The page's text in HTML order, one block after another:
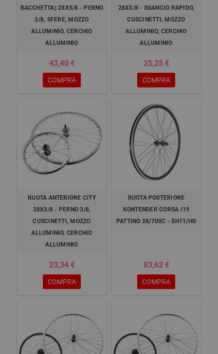
BACCHETTA) 28X5/8 - PERNO
3/8, SFERE, MOZZO
ALLUMINIO, CERCHIO
ALLUMINIO
43,40 €
COMPRA
28X5/8 - SGANCIO RAPIDO,
CUSCINETTI, MOZZO
ALLUMINIO, CERCHIO
ALLUMINIO
25,25 €
COMPRA
RUOTA ANTERIORE CITY
28X5/8 - PERNO 3/8,
CUSCINETTI, MOZZO
ALLUMINIO, CERCHIO
ALLUMINIO
23,34 €
COMPRA
RUOTA POSTERIORE
KONTENDER CORSA I19
PATTINO 28/700C - SH11/HG
83,62 €
COMPRA